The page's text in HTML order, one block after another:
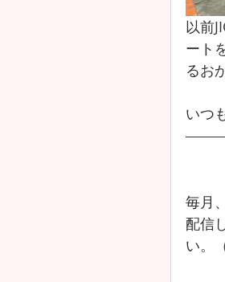
以前
ート
るお
いつ
毎月
配信
い。